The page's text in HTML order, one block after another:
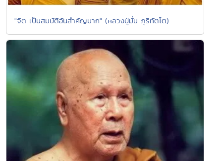
"จิต เป็นสมบัติอันสำคัญมาก" (หลวงปู่มั่น ภูริทัตโต)